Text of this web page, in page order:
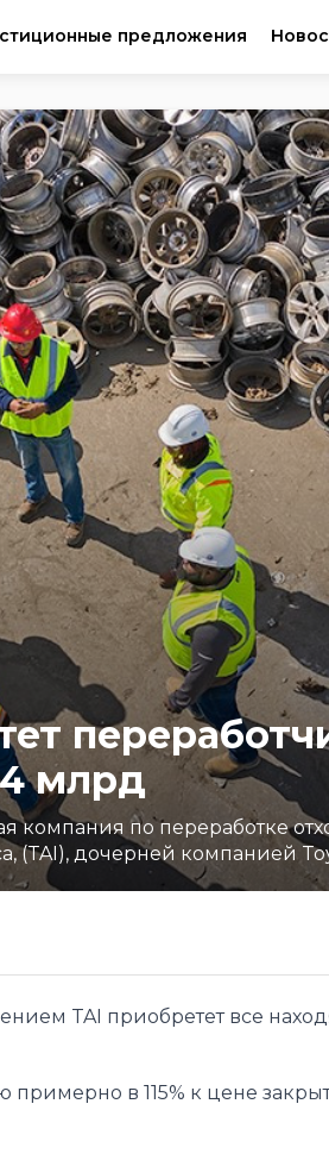
предложения
млрд
компания по переработке
(TAI), дочерней компанией
TAI приобретет все
в 115% к цене